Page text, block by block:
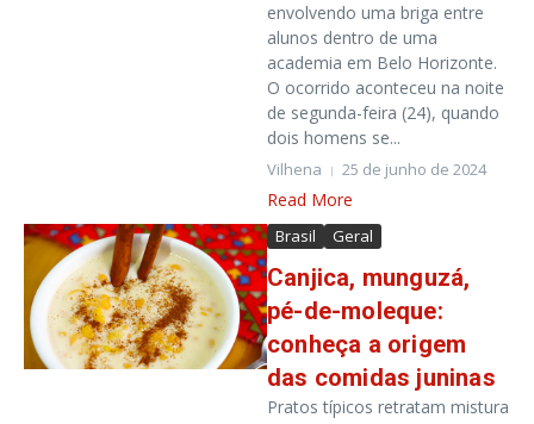
envolvendo uma briga entre
alunos dentro de uma
academia em Belo Horizonte.
O ocorrido aconteceu na noite
de segunda-feira (24), quando
dois homens se...
Vilhena 25 de junho de 2024
Read More
Brasil Geral
Canjica, munguzá,
pé-de-moleque:
conheça a origem
das comidas juninas
Pratos típicos retratam mistura